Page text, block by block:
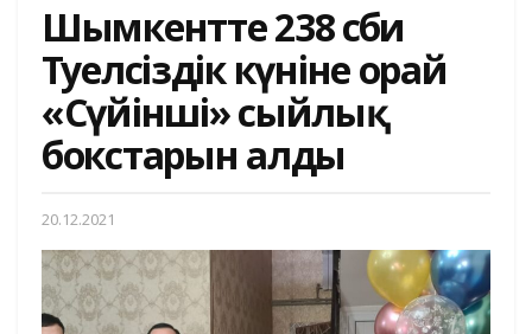
Шымкентте 238 сәби
Тәуелсіздік күніне орай
«Сүйінші» сыйлық
бокстарын алды
20.12.2021